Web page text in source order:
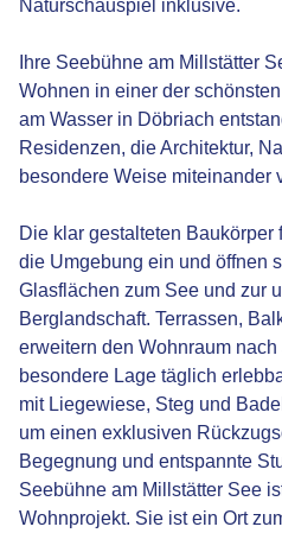
Naturschauspiel inklusive.
Ihre Seebühne am Millstätter
Wohnen in einer der
am Wasser in Döbriach
Residenzen, die Architektur,
besondere Weise miteinander
Die klar gestalteten Baukörper
die Umgebung ein und öffnen
Glasflächen zum See und zur
Berglandschaft. Terrassen,
erweitern den Wohnraum
besondere Lage täglich
mit Liegewiese, Steg und
um einen exklusiven
Begegnung und entspannte
Seebühne am Millstätter See
Wohnprojekt. Sie ist ein Ort